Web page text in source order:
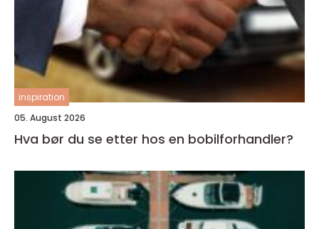
inspiration
05. August 2026
Hva bør du se etter hos en bobilforhandler?